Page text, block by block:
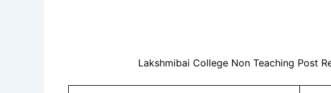
Lakshmibai College Non Teaching Post